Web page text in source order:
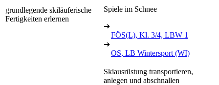
grundlegende skiläuferische
Fertigkeiten erlernen
Spiele im Schnee
➔
FÖS(L), Kl. 3/4, LBW 1
➔
OS, LB Wintersport (WI)
Skiausrüstung transportieren,
anlegen und abschnallen